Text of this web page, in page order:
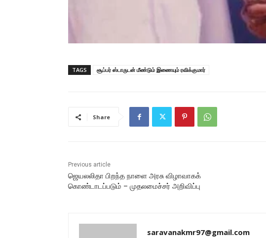
TAGS சூப்பர் ஸ்டாருடன் மீண்டும் இணையும் ரவிக்குமார்
Share
Previous article
ஜெயலலிதா பிறந்த நாளை அரசு விழாவாகக்
கொண்டாடப்படும் – முதலமைச்சர் அறிவிப்பு
saravanakmr97@gmail.com